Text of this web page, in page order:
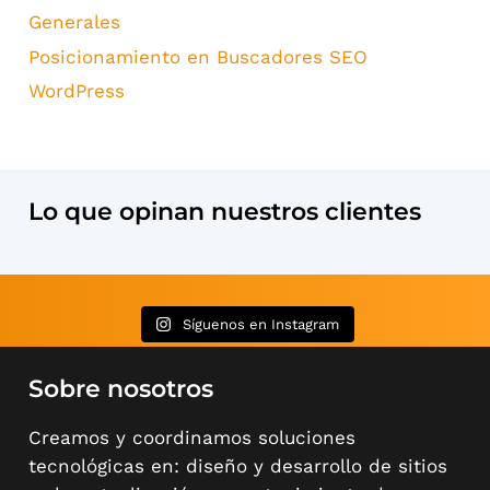
Generales
Posicionamiento en Buscadores SEO
WordPress
Lo que opinan nuestros clientes
Síguenos en Instagram
Sobre nosotros
Creamos y coordinamos soluciones
tecnológicas en: diseño y desarrollo de sitios